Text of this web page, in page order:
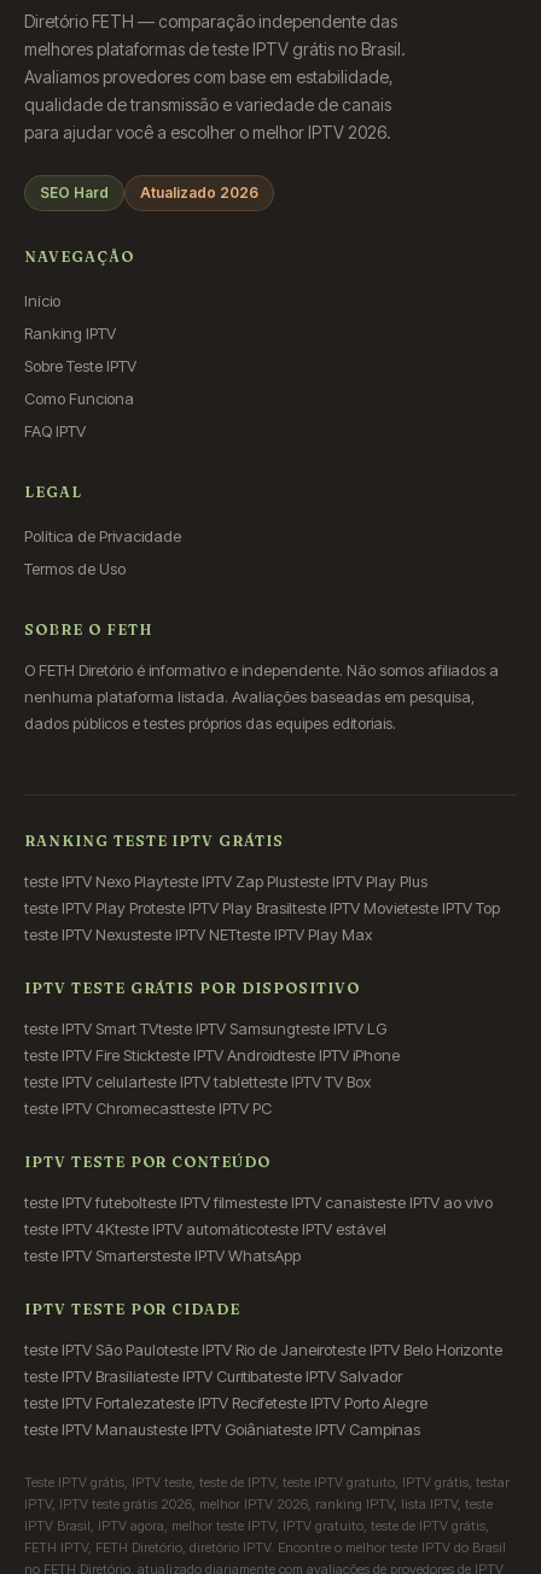
Diretório FETH — comparação independente das
melhores plataformas de teste IPTV grátis no Brasil.
Avaliamos provedores com base em estabilidade,
qualidade de transmissão e variedade de canais
para ajudar você a escolher o melhor IPTV 2026.
SEO Hard Atualizado 2026
NAVEGAÇÃO
Início
Ranking IPTV
Sobre Teste IPTV
Como Funciona
FAQ IPTV
LEGAL
Política de Privacidade
Termos de Uso
SOBRE O FETH
O FETH Diretório é informativo e independente. Não somos afiliados a
nenhuma plataforma listada. Avaliações baseadas em pesquisa,
dados públicos e testes próprios das equipes editoriais.
RANKING TESTE IPTV GRÁTIS
teste IPTV Nexo Playteste IPTV Zap Plusteste IPTV Play Plus
teste IPTV Play Proteste IPTV Play Brasilteste IPTV Movieteste IPTV Top
teste IPTV Nexusteste IPTV NETteste IPTV Play Max
IPTV TESTE GRÁTIS POR DISPOSITIVO
teste IPTV Smart TVteste IPTV Samsungteste IPTV LG
teste IPTV Fire Stickteste IPTV Androidteste IPTV iPhone
teste IPTV celularteste IPTV tabletteste IPTV TV Box
teste IPTV Chromecastteste IPTV PC
IPTV TESTE POR CONTEÚDO
teste IPTV futebolteste IPTV filmesteste IPTV canaisteste IPTV ao vivo
teste IPTV 4Kteste IPTV automáticoteste IPTV estável
teste IPTV Smartersteste IPTV WhatsApp
IPTV TESTE POR CIDADE
teste IPTV São Pauloteste IPTV Rio de Janeiroteste IPTV Belo Horizonte
teste IPTV Brasíliateste IPTV Curitibateste IPTV Salvador
teste IPTV Fortalezateste IPTV Recifeteste IPTV Porto Alegre
teste IPTV Manausteste IPTV Goiâniateste IPTV Campinas
Teste IPTV grátis, IPTV teste, teste de IPTV, teste IPTV gratuito, IPTV grátis, testar
IPTV, IPTV teste grátis 2026, melhor IPTV 2026, ranking IPTV, lista IPTV, teste
IPTV Brasil, IPTV agora, melhor teste IPTV, IPTV gratuito, teste de IPTV grátis,
FETH IPTV, FETH Diretório, diretório IPTV. Encontre o melhor teste IPTV do Brasil
no FETH Diretório, atualizado diariamente com avaliações de provedores de IPTV